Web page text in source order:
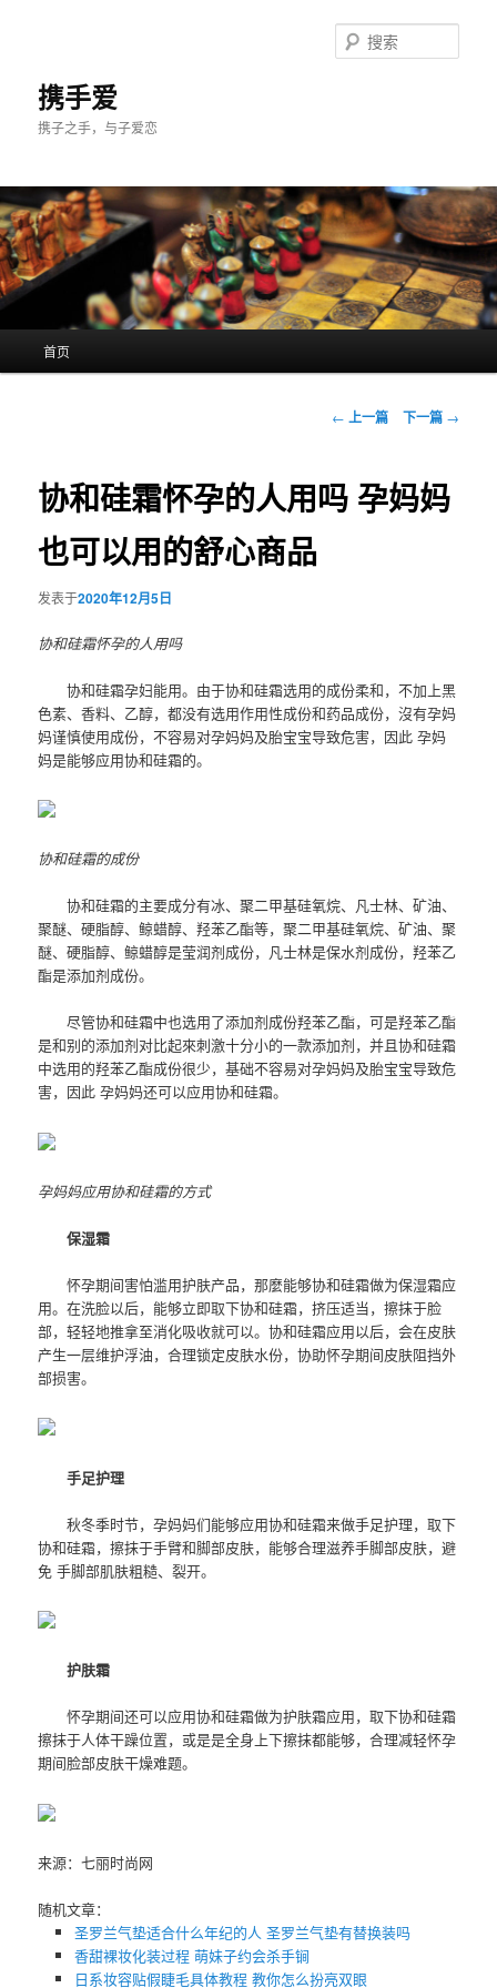
携手爱
携子之手，与子爱恋
索
首页
文
航
← 上一篇 下一篇 →
协和硅霜怀孕的人用吗 孕妈妈
也可以用的舒心商品
发表于2020年12月5日
协和硅霜怀孕的人用吗
协和硅霜孕妇能用。由于协和硅霜选用的成份柔和，不加上黑
色素、香料、乙醇，都没有选用作用性成份和药品成份，沒有孕妈
妈谨慎使用成份，不容易对孕妈妈及胎宝宝导致危害，因此 孕妈
妈是能够应用协和硅霜的。
协和硅霜的成份
协和硅霜的主要成分有冰、聚二甲基硅氧烷、凡士林、矿油、
聚醚、硬脂醇、鲸蜡醇、羟苯乙酯等，聚二甲基硅氧烷、矿油、聚
醚、硬脂醇、鲸蜡醇是莹润剂成份，凡士林是保水剂成份，羟苯乙
酯是添加剂成份。
尽管协和硅霜中也选用了添加剂成份羟苯乙酯，可是羟苯乙酯
是和别的添加剂对比起來刺激十分小的一款添加剂，并且协和硅霜
中选用的羟苯乙酯成份很少，基础不容易对孕妈妈及胎宝宝导致危
害，因此 孕妈妈还可以应用协和硅霜。
孕妈妈应用协和硅霜的方式
保湿霜
怀孕期间害怕滥用护肤产品，那麼能够协和硅霜做为保湿霜应
用。在洗脸以后，能够立即取下协和硅霜，挤压适当，擦抹于脸
部，轻轻地推拿至消化吸收就可以。协和硅霜应用以后，会在皮肤
产生一层维护浮油，合理锁定皮肤水份，协助怀孕期间皮肤阻挡外
部损害。
手足护理
秋冬季时节，孕妈妈们能够应用协和硅霜来做手足护理，取下
协和硅霜，擦抹于手臂和脚部皮肤，能够合理滋养手脚部皮肤，避
免 手脚部肌肤粗糙、裂开。
护肤霜
怀孕期间还可以应用协和硅霜做为护肤霜应用，取下协和硅霜
擦抹于人体干躁位置，或是是全身上下擦抹都能够，合理减轻怀孕
期间脸部皮肤干燥难题。
来源：七丽时尚网
随机文章：
圣罗兰气垫适合什么年纪的人 圣罗兰气垫有替换装吗
香甜裸妆化装过程 萌妹子约会杀手锏
日系妆容贴假睫毛具体教程 教你怎么扮亮双眼